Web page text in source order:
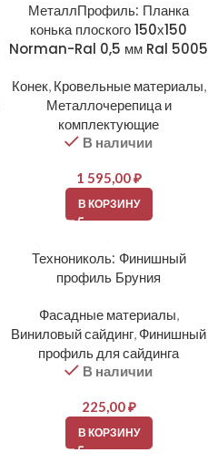
МеталлПрофиль: Планка
конька плоского 150х150
Norman-Ral 0,5 мм Ral 5005
Конек, Кровельные материалы,
Металлочерепица и
комплектующие
В наличии
1 595,00₽
В КОРЗИНУ
Технониколь: Финишный
профиль Бруния
Фасадные материалы,
Виниловый сайдинг, Финишный
профиль для сайдинга
В наличии
225,00₽
В КОРЗИНУ